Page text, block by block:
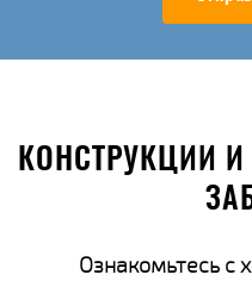
КОНСТРУКЦИИ
Ознакомьтесь с